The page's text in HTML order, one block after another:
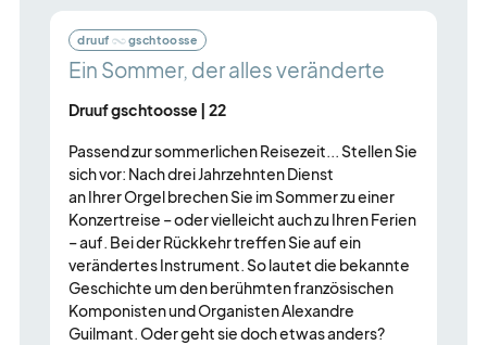
druuf gschtoosse
Ein Sommer, der alles veränderte
Druuf gschtoosse | 22
Passend zur sommerlichen Reisezeit... Stellen Sie
sich vor: Nach drei Jahrzehnten Dienst
an Ihrer Orgel brechen Sie im Sommer zu einer
Konzertreise – oder vielleicht auch zu Ihren Ferien
– auf. Bei der Rückkehr treffen Sie auf ein
verändertes Instrument. So lautet die bekannte
Geschichte um den berühmten französischen
Komponisten und Organisten Alexandre
Guilmant. Oder geht sie doch etwas anders?